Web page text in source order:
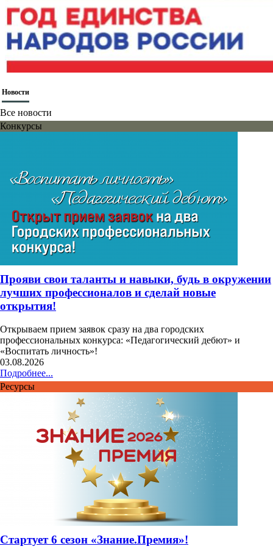
Новости
Все новости
Конкурсы
Прояви свои таланты и навыки, будь в окружении
лучших профессионалов и сделай новые
открытия!
Открываем прием заявок сразу на два городских
профессиональных конкурса: «Педагогический дебют» и
«Воспитать личность»!
03.08.2026
Подробнее...
Ресурсы
Стартует 6 сезон «Знание.Премия»!